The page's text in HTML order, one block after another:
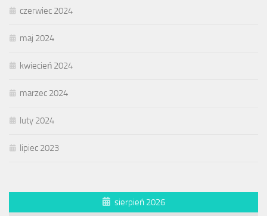
czerwiec 2024
maj 2024
kwiecień 2024
marzec 2024
luty 2024
lipiec 2023
sierpień 2026